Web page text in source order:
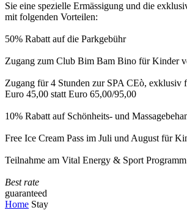
Sie eine spezielle Ermässigung und die
mit folgenden Vorteilen:
50% Rabatt auf die Parkgebühr
Zugang zum Club Bim Bam Bino für Kinder
Zugang für 4 Stunden zur SPA CEò, exklusiv
Euro 45,00 statt Euro 65,00/95,00
10% Rabatt auf Schönheits- und
Free Ice Cream Pass im Juli und August für
Teilnahme am Vital Energy & Sport Programm
Best rate
guaranteed
Home Stay